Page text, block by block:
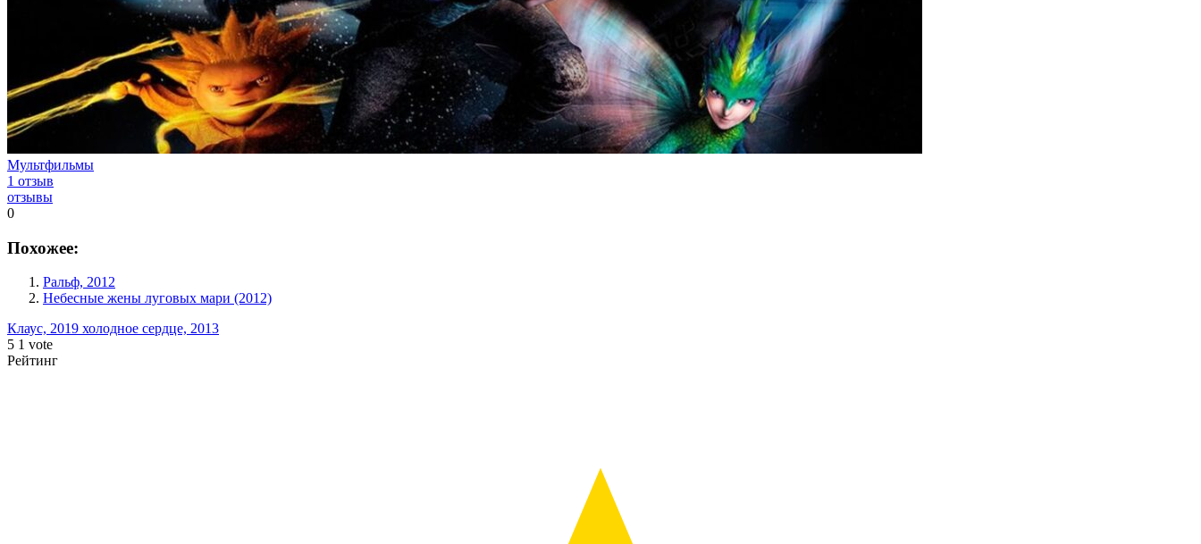
Мультфильмы
1 отзыв
отзывы
0
Похожее:
Ральф, 2012
Небесные жены луговых мари (2012)
Клаус, 2019 холодное сердце, 2013
5 1 vote
Рейтинг